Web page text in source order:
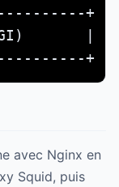
+
|
+
avec Nginx en
Squid, puis